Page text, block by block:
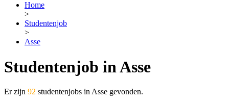
Home
>
Studentenjob
>
Asse
Studentenjob in Asse
Er zijn 92 studentenjobs in Asse gevonden.